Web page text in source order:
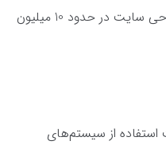
قالب اختصاصی بخواهید هزینه طراحی سایت در حدود 10 میلیون
از سیستم‌های